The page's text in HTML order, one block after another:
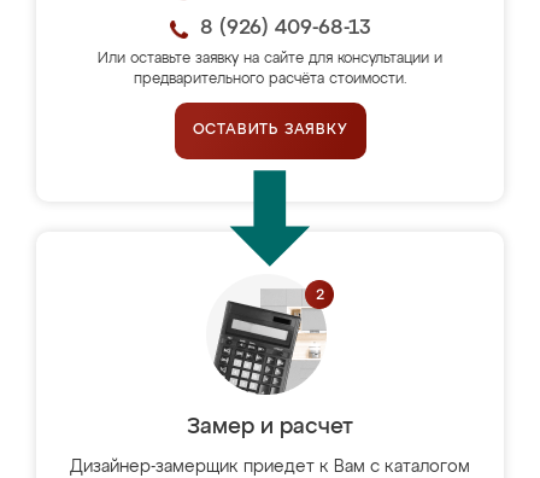
8 (926) 409-68-13
Или оставьте заявку на сайте для консультации и
предварительного расчёта стоимости.
ОСТАВИТЬ ЗАЯВКУ
Замер и расчет
Дизайнер-замерщик приедет к Вам с каталогом